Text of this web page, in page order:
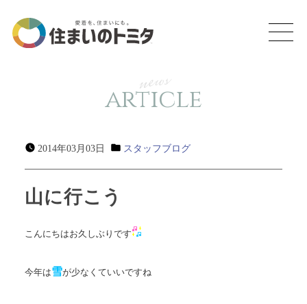
news
article
2014年03月03日 スタッフブログ
山に行こう
こんにちはお久しぶりです
今年は雪が少なくていいですね